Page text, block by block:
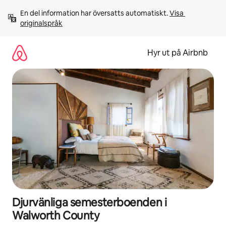
innehåll
En del information har översatts automatiskt. Visa
originalspråk
Hyr ut på Airbnb
Djurvänliga semesterboenden i
Walworth County